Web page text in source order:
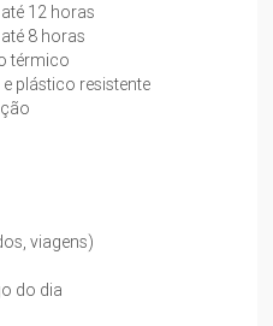
12 horas
8 horas
térmico
plástico resistente
viagens)
do dia